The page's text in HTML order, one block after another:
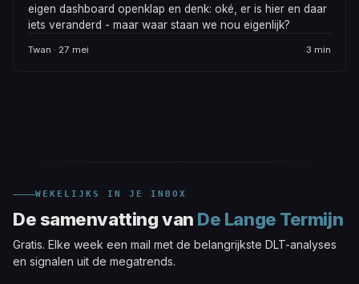
eigen dashboard openklap en denk: oké, er is hier en daar
iets veranderd - maar waar staan we nou eigenlijk?
Twan · 27 mei 3 min
WEKELIJKS IN JE INBOX
De samenvatting van De Lange Termijn
Gratis. Elke week een mail met de belangrijkste DLT-analyses
en signalen uit de megatrends.